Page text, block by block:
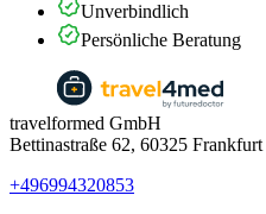
Unverbindlich
Persönliche Beratung
travelformed GmbH
Bettinastraße 62, 60325
+496994320853